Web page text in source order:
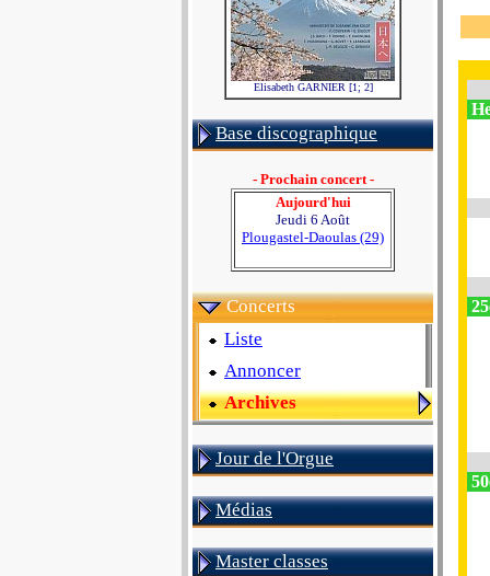
Elisabeth GARNIER [1; 2]
Base discographique
- Prochain concert -
Aujourd'hui
Jeudi 6 Août
Plougastel-Daoulas (29)
Concerts
Liste
Annoncer
Archives
Jour de l'Orgue
Médias
Master classes